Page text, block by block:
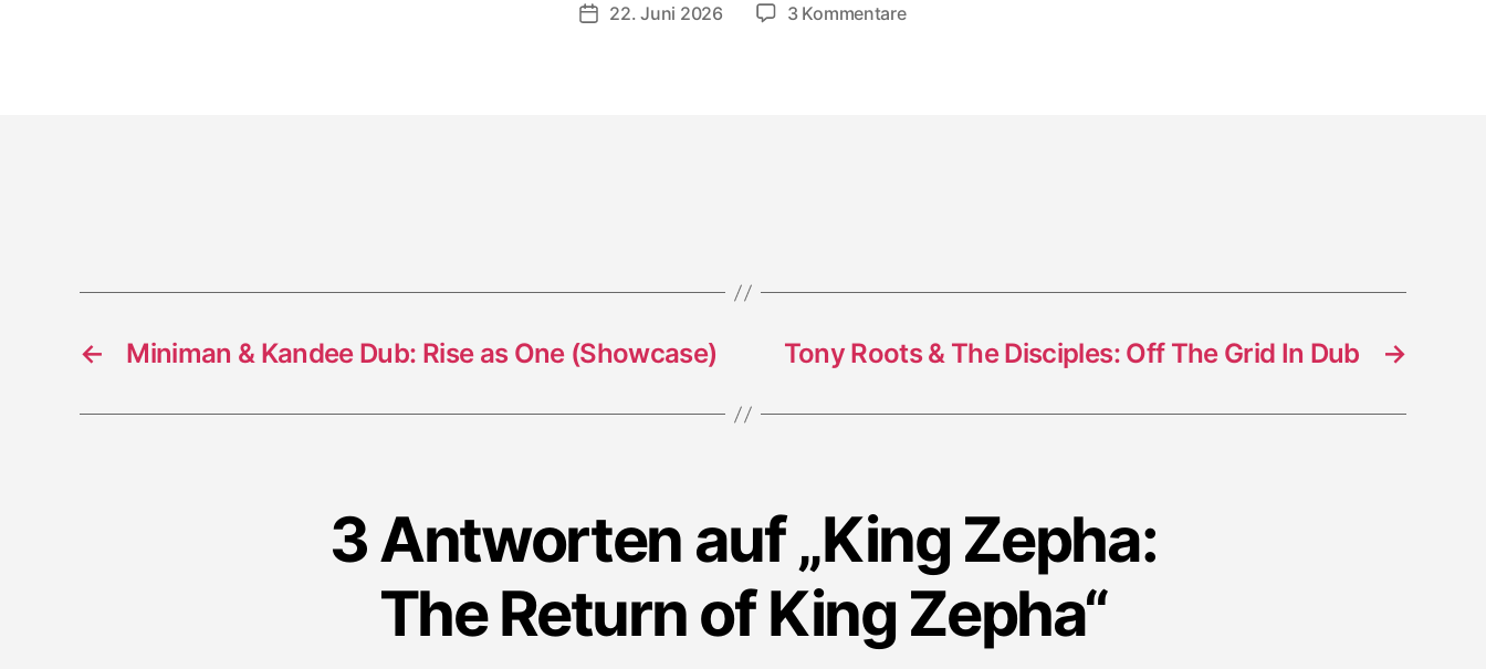
Veröffentlichungsdatum
22. Juni 2026 3 Kommentarezu
← Miniman & Kandee Dub: Rise as One (Showcase) →
Tony Roots & The Disciples: Off The Grid In Dub
3 Antworten auf „King Zepha:
The Return of King Zepha“